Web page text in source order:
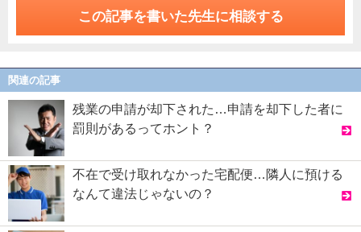
この記事を書いた先生に相談する
関連の記事
残業の申請が却下された…申請を却下した者に
罰則があるってホント？
不在で受け取れなかった宅配便…隣人に預ける
なんて違法じゃないの？